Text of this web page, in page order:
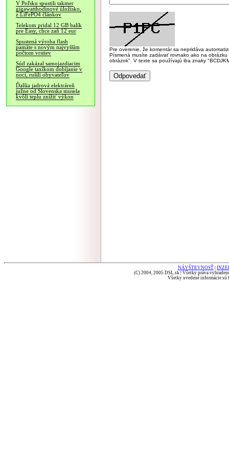
V Poľsku spustili takmer
gigawatthodinové úložisko,
z LiFePO4 článkov
Telekom pridal 12 GB balík
pre Easy, chce zaň 12 eur
Spustená výroba flash
pamäte s novým najvyšším
počtom vrstiev
Súd zakázal samojazdiacim
Google taxíkom dobíjanie v
noci, rušili obyvateľov
Ďalšia jadrová elektráreň
južne od Slovenska musela
kvôli teplu znížiť výkon
Pre overenie, že komentár sa nepridáva
Písmená musíte zadávať rovnako ako na
obrázok". V texte sa používajú iba znaky
NÁVŠTEVNOSŤ
(C) 2004, 2005 DSL.sk | Všetky práva
Všetky uvedené informácie sú